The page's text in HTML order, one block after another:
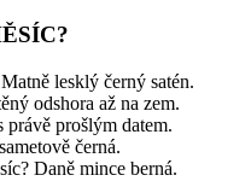
lesklý černý satén.
odshora až na zem.
právě prošlým datem.
černá.
Daně mince berná.